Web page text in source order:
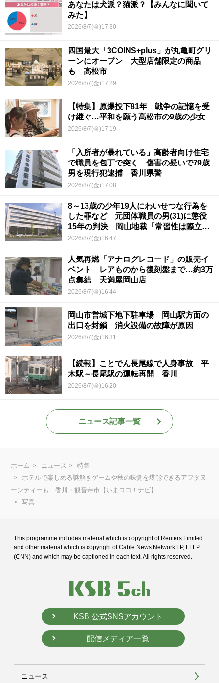
あなたは犬派？猫派？【みんなに聞いて
みた】
2026/8/7(金)17:30
四国最大「3COINS+plus」が丸亀町グリ
ーンにオープン 大型店舗限定の商品
も 高松市
2026/8/7(金)17:29
【特集】原爆投下81年 戦争の記憶を受
け継ぐ…平和を願う高松市の9歳の少女
2026/8/7(金)17:19
「入所者が暴れている」高齢者向け住宅
で職員を包丁で突く 傷害の疑いで79歳
男を現行犯逮捕 香川県警
2026/8/7(金)17:08
8～13歳の少年19人にわいせつな行為を
した罪など 元団体職員の男(31)に懲役
15年の判決 岡山地裁「常習性は際立っ
ていて被害結果も非常に重い」
2026/8/7(金)16:47
人気再燃「アナログレコード」の販売イ
ベント レアものから復刻盤まで…約3万
点集結 天満屋岡山店
2026/8/7(金)16:44
岡山市営城下地下駐車場 岡山駅方面の
出口を封鎖 消火設備の故障が原因
2026/8/7(金)16:31
【続報】ことでん長尾線で人身事故 平
木駅～長尾駅の運転再開 香川
2026/8/7(金)16:20
ニュース記事一覧
ホーム ニュース
特集
ホテルで楽しめる謎解きゲームや秋の味覚を堪能できるアフタヌ
ーンティーも 香川・観音寺市【いまココ！ナビ】
写真
This programme includes material which is copyright of Reuters Limited
and other material which is copyright of Cable News Network LP, LLLP
(CNN) and which may be captioned in each text. All rights reserved.
KSB 公式SNSアカウント
配信メディア一覧
ニュース